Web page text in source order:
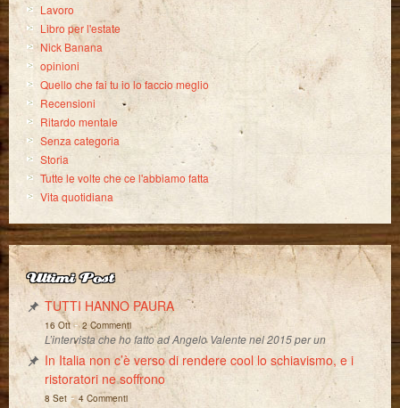
Lavoro
Libro per l'estate
Nick Banana
opinioni
Quello che fai tu io lo faccio meglio
Recensioni
Ritardo mentale
Senza categoria
Storia
Tutte le volte che ce l'abbiamo fatta
Vita quotidiana
Ultimi Post
TUTTI HANNO PAURA
16 Ott-2 Commenti
L’intervista che ho fatto ad Angelo Valente nel 2015 per un
In Italia non c’è verso di rendere cool lo schiavismo, e i
ristoratori ne soffrono
8 Set-4 Commenti